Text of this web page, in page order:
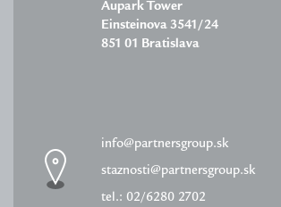
Aupark Tower
Einsteinova 3541/24
851 01 Bratislava
info@partnersgroup.sk
staznosti@partnersgroup.sk
tel.: 02/6280 2702